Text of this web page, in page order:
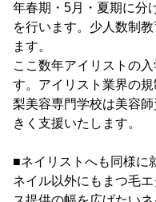
年春期・5月・夏期に分
を行います。少人数制
ます。
ここ数年アイリストの
す。アイリスト業界の
梨美容専門学校は美容
きく支援いたします。
■ネイリストへも同様に
ネイル以外にもまつ毛